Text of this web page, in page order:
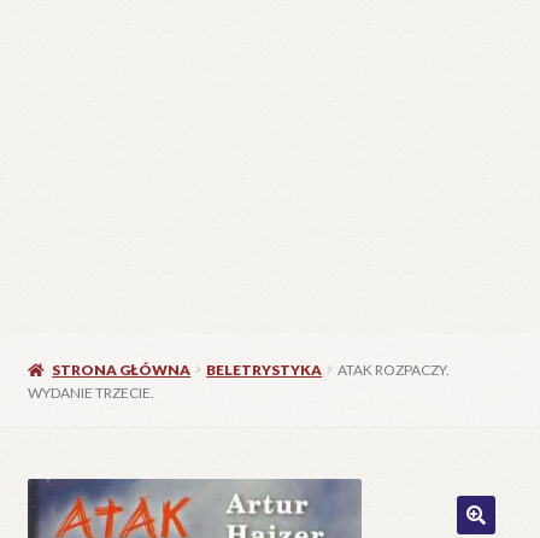
STRONA GŁÓWNA BELETRYSTYKA
ATAK ROZPACZY.
WYDANIE TRZECIE.